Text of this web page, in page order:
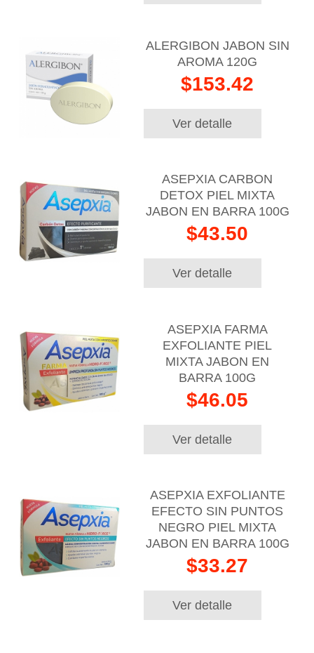
ALERGIBON JABON SIN
AROMA 120G
$153.42
Ver detalle
ASEPXIA CARBON
DETOX PIEL MIXTA
JABON EN BARRA 100G
$43.50
Ver detalle
ASEPXIA FARMA
EXFOLIANTE PIEL
MIXTA JABON EN
BARRA 100G
$46.05
Ver detalle
ASEPXIA EXFOLIANTE
EFECTO SIN PUNTOS
NEGRO PIEL MIXTA
JABON EN BARRA 100G
$33.27
Ver detalle